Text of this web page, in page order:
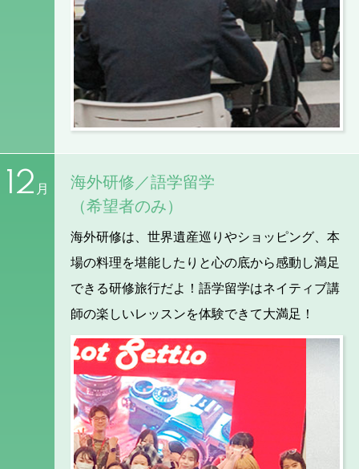
12 月
海外研修／語学留学
（希望者のみ）
海外研修は、世界遺産巡りやショッピング、本
場の料理を堪能したりと心の底から感動し満足
できる研修旅行だよ！語学留学はネイティブ講
師の楽しいレッスンを体験できて大満足！